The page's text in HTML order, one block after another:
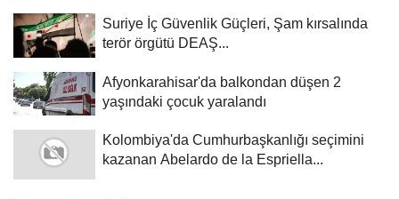
Suriye İç Güvenlik Güçleri, Şam kırsalında
terör örgütü DEAŞ...
Afyonkarahisar'da balkondan düşen 2
yaşındaki çocuk yaralandı
Kolombiya'da Cumhurbaşkanlığı seçimini
kazanan Abelardo de la Espriella...